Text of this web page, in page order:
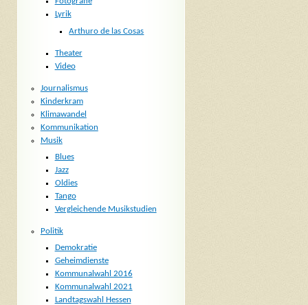
Lyrik
Arthuro de las Cosas
Theater
Video
Journalismus
Kinderkram
Klimawandel
Kommunikation
Musik
Blues
Jazz
Oldies
Tango
Vergleichende Musikstudien
Politik
Demokratie
Geheimdienste
Kommunalwahl 2016
Kommunalwahl 2021
Landtagswahl Hessen